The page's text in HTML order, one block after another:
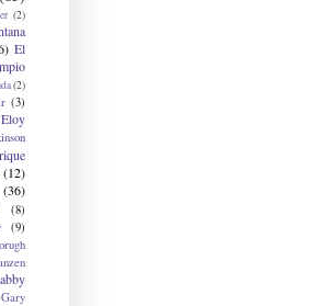
(2)
El
(2)
(3)
Eloy
(12)
(36)
(8)
(9)
Gary